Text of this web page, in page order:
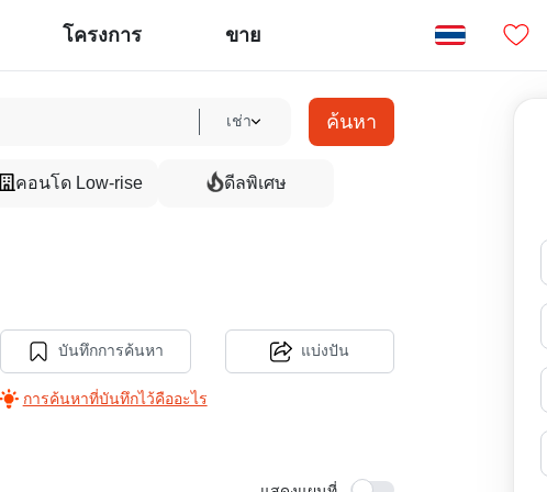
โครงการ ขาย
เช่า ค้นหา
คอนโด Low-rise ดีลพิเศษ
บันทึกการค้นหา
การค้นหาที่บันทึกไว้คืออะไร
แบ่งปัน